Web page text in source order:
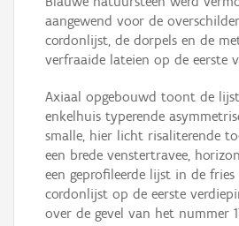
aangewend voor de
cordonlijst, de dorpels en de
verfraaide lateien op de eerste
Axiaal opgebouwd toont de
enkelhuis typerende
smalle, hier licht risaliterende
een brede venstertravee,
een geprofileerde lijst in de fries
cordonlijst op de eerste
over de gevel van het nummer